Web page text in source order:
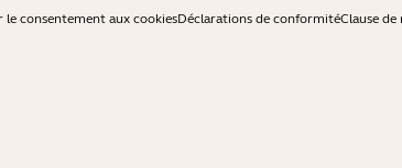
le consentement aux cookiesDéclarations de conformitéClause